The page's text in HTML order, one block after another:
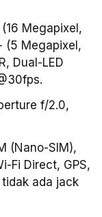
Megapixel,
(5 Megapixel,
Dual-LED
f/2.0,
(Nano-SIM),
Fi Direct, GPS,
tidak ada jack